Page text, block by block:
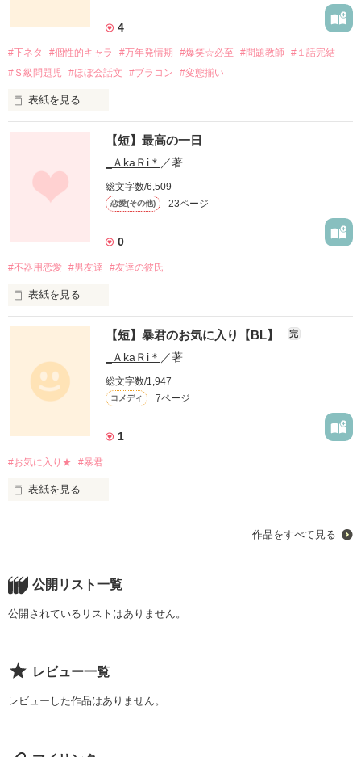
作品を読む
そのくせ喧嘩っ早い。
パッと頭に浮かぶのは、
それなのに、
そんなお前が、
こんなにも、
愛しいなんて。
作品を読む
4
#下ネタ #個性的キャラ #万年発情期 #爆笑☆必至 #問題教師
#１話完結
#Ｓ級問題児 #ほぼ会話文 #ブラコン #変態揃い
表紙を見る
「この点では誰にも負けないっていう、
この小説の特徴を各自一つ上げてくれ！」
「担任教師の変態っぷりは神レベル」
「え、俺ですか？えっと……
「ちょ、余計なこと言うな！
貴重な読者様がいなくなｒ」
「「うっさい、だまれ変態」」
（ガ――――――ン！）
◆◇◆◇◆
史上最強の問題児クラス、１ｰＡ。
そしてそれを束ねる史上最悪の問題教師。
感動の青春ラブストーリー……
「だと思って読むと、絶対に
「先生、宣伝してやったんだから
団子奢れやコラ」
【短】最高の一日
_ＡkaＲi＊ ／著
総文字数/6,509
恋愛(その他) 23ページ
0
#不器用恋愛 #男友達 #友達の彼氏
表紙を見る
雲一つない、青空の下で。
私は、見てはいけないものを
【短】暴君のお気に入り【BL】 完
_ＡkaＲi＊ ／著
総文字数/1,947
コメディ 7ページ
1
#お気に入り★ #暴君
表紙を見る
たくさんある。
一番好きなのは―――…
作品をすべて見る
公開リスト一覧
公開されているリストはありません。
レビュー一覧
レビューした作品はありません。